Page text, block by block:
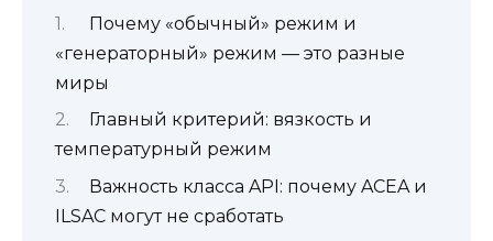
Почему «обычный» режим и
«генераторный» режим — это разные
миры
Главный критерий: вязкость и
температурный режим
Важность класса API: почему ACEA и
ILSAC могут не сработать